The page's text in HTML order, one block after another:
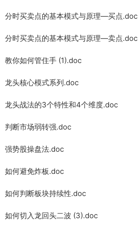
分时买卖点的基本模式与原理—买点.doc
分时买卖点的基本模式与原理—卖点.doc
教你如何管住手 (1).doc
龙头核心模式系列.doc
龙头战法的3个特性和4个维度.doc
判断市场弱转强.doc
强势股操盘法.doc
如何避免炸板.doc
如何判断板块持续性.doc
如何切入龙回头二波 (3).doc